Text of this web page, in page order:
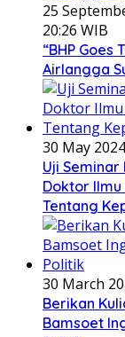
25
20:26 WIB
“BHP Goes
Airlangga
30 May
Uji
Doktor Ilmu
Tentang
30 March
Berikan
Bamsoet